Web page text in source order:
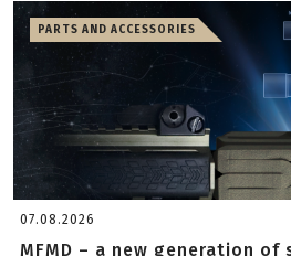
PARTS AND ACCESSORIES
07.08.2026
MFMD – a new generation of